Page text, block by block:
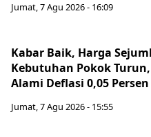
Jumat, 7 Agu 2026 - 16:09
Kabar Baik, Harga
Kebutuhan Pokok
Alami Deflasi 0,05 Persen
Jumat, 7 Agu 2026 - 15:55